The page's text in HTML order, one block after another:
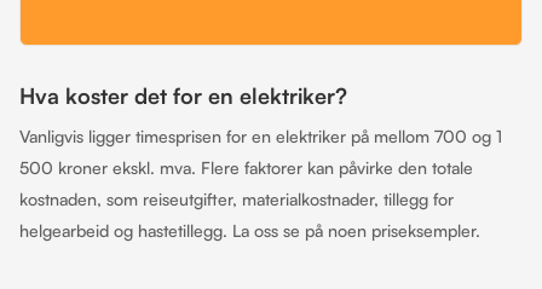
Hva koster det for en elektriker?
Vanligvis ligger timesprisen for en elektriker på mellom 700 og 1
500 kroner ekskl. mva. Flere faktorer kan påvirke den totale
kostnaden, som reiseutgifter, materialkostnader, tillegg for
helgearbeid og hastetillegg. La oss se på noen priseksempler.